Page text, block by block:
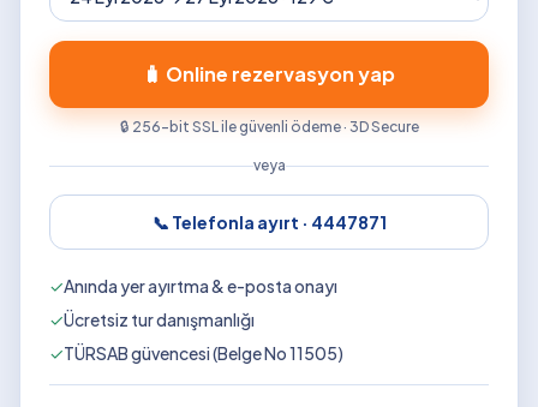
🧳 Online rezervasyon yap
🔒 256-bit SSL ile güvenli ödeme · 3D Secure
veya
📞 Telefonla ayırt · 4447871
✓Anında yer ayırtma & e-posta onayı
✓Ücretsiz tur danışmanlığı
✓TÜRSAB güvencesi (Belge No 11505)